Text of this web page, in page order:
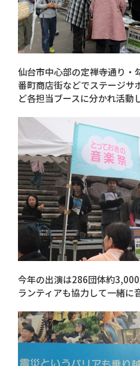
仙台市中心部の定禅寺通り・
番町商店街などでステージサ
ど各担当ブースに分かれ活動
今年の出演は286団体約
ランティアも協力して一緒に